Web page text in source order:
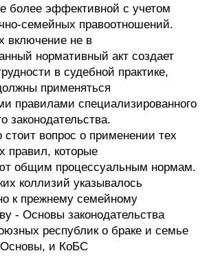
более эффективной с учетом
семейных правоотношений.
включение не в
нормативный акт создает
в судебной практике,
применяться
правилами специализированного
законодательства.
стоит вопрос о применении тех
правил, которые
общим процессуальным нормам.
коллизий указывалось
к прежнему семейному
- Основы законодательства
республик о браке и семье
Основы, и КоБС